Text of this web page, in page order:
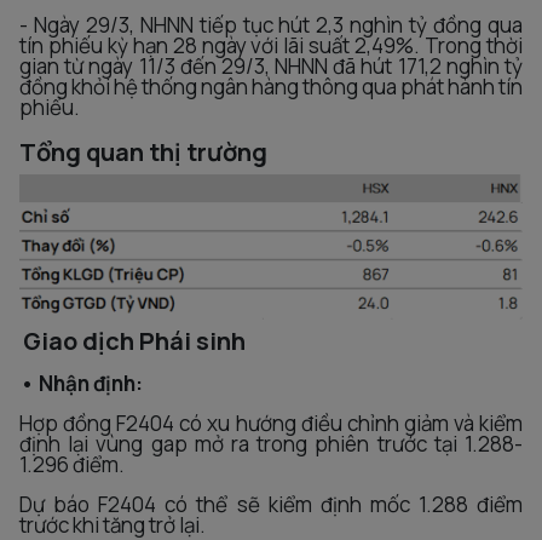
- Ngày 29/3, NHNN tiếp tục hút 2,3 nghìn tỷ đồng qua
tín phiếu kỳ hạn 28 ngày với lãi suất 2,49%. Trong thời
gian từ ngày 11/3 đến 29/3, NHNN đã hút 171,2 nghìn tỷ
đồng khỏi hệ thống ngân hàng thông qua phát hành tín
phiếu.
Tổng quan thị trường
Giao dịch Phái sinh
• Nhận định:
Hợp đồng F2404 có xu hướng điều chỉnh giảm và kiểm
định lại vùng gap mở ra trong phiên trước tại 1.288-
1.296 điểm.
Dự báo F2404 có thể sẽ kiểm định mốc 1.288 điểm
trước khi tăng trở lại.